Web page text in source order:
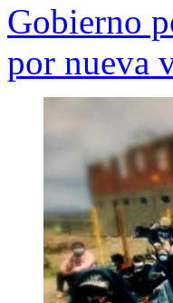
Gobierno
por nueva